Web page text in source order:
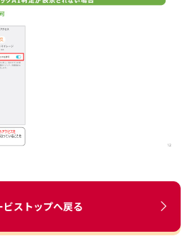
ビストップへ戻る